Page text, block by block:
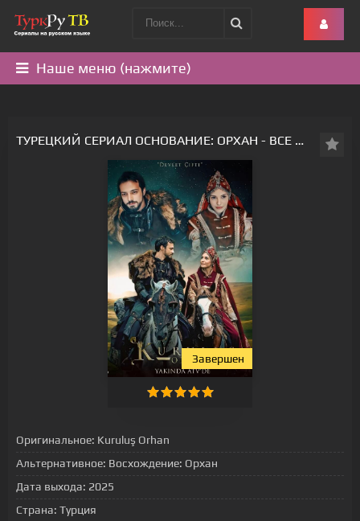
Наше меню (нажмите)
ТУРЕЦКИЙ СЕРИАЛ ОСНОВАНИЕ: ОРХАН - ВСЕ СЕРИИ
Завершен
Оригинальное: Kuruluş Orhan
Альтернативное: Восхождение: Орхан
Дата выхода: 2025
Страна: Турция